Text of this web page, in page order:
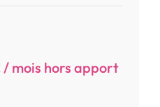
mois hors apport